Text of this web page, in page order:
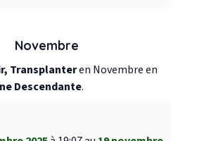
Novembre
Transplanteren Novembre en
Descendante.